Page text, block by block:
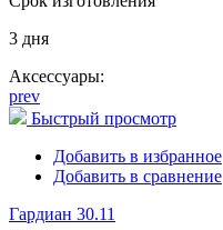
3 дня
Аксессуары:
prev
Быстрый просмотр
Добавить в избранное
Добавить в сравнение
Гардиан 30.11